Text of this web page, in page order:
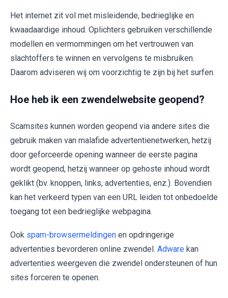
Het internet zit vol met misleidende, bedrieglijke en
kwaadaardige inhoud. Oplichters gebruiken verschillende
modellen en vermommingen om het vertrouwen van
slachtoffers te winnen en vervolgens te misbruiken.
Daarom adviseren wij om voorzichtig te zijn bij het surfen.
Hoe heb ik een zwendelwebsite geopend?
Scamsites kunnen worden geopend via andere sites die
gebruik maken van malafide advertentienetwerken, hetzij
door geforceerde opening wanneer de eerste pagina
wordt geopend, hetzij wanneer op gehoste inhoud wordt
geklikt (bv. knoppen, links, advertenties, enz.). Bovendien
kan het verkeerd typen van een URL leiden tot onbedoelde
toegang tot een bedrieglijke webpagina.
Ook spam-browsermeldingen en opdringerige
advertenties bevorderen online zwendel. Adware kan
advertenties weergeven die zwendel ondersteunen of hun
sites forceren te openen.